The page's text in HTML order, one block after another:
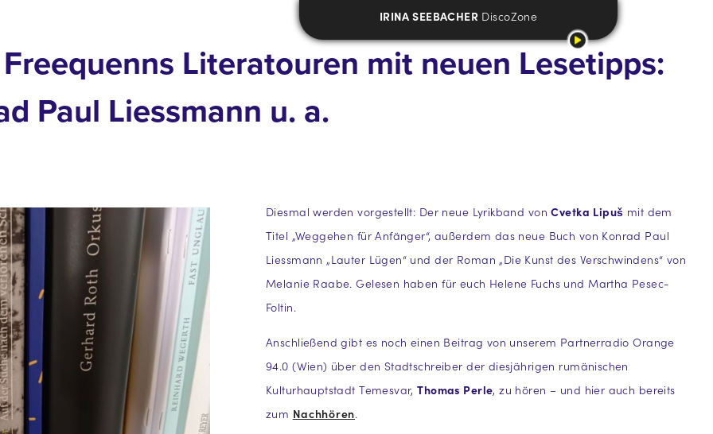
IRINA SEEBACHER DiscoZone
Freequenns Literatouren mit neuen Lesetipps:
Paul Liessmann u. a.
Diesmal werden vorgestellt: Der neue Lyrikband vonCvetka Lipuš mit dem
Titel „Weggehen für Anfänger“, außerdem das neue Buch von Konrad Paul
Liessmann „Lauter Lügen“ und der Roman „Die Kunst des Verschwindens“ von
Melanie Raabe. Gelesen haben für euch Helene Fuchs und Martha Pesec-
Foltin.
Anschließend gibt es noch einen Beitrag von unserem Partnerradio Orange
94.0 (Wien) über den Stadtschreiber der diesjährigen rumänischen
Kulturhauptstadt Temesvar,Thomas Perle, zu hören – und hier auch bereits
zum Nachhören.